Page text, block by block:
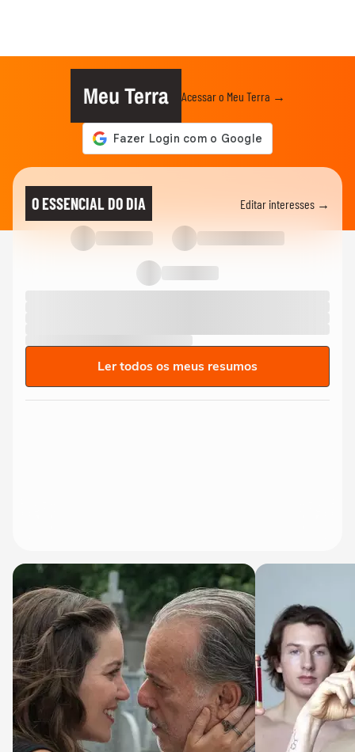
Meu Terra Acessar o Meu Terra →
O ESSENCIAL DO DIA Editar interesses →
Ler todos os meus resumos